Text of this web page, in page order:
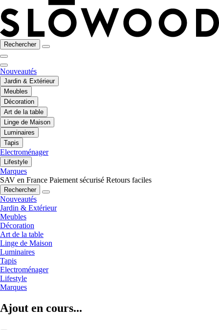
Rechercher
Nouveautés
Jardin & Extérieur
Meubles
Décoration
Art de la table
Linge de Maison
Luminaires
Tapis
Electroménager
Lifestyle
Marques
SAV en France Paiement sécurisé Retours faciles
Rechercher
Nouveautés
Jardin & Extérieur
Meubles
Décoration
Art de la table
Linge de Maison
Luminaires
Tapis
Electroménager
Lifestyle
Marques
Ajout en cours...